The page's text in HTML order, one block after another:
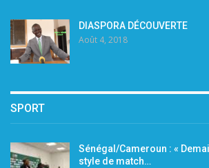
DIASPORA DÉCOUVERTE
Août 4, 2018
SPORT
Sénégal/Cameroun : «
style de match…